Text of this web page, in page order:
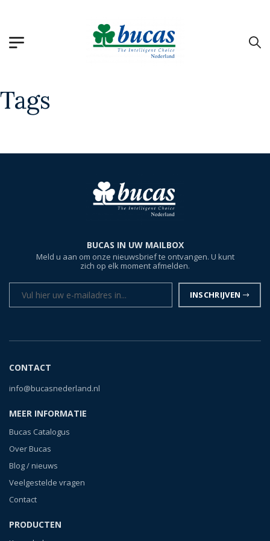
Tags
BUCAS IN UW MAILBOX
Meld u aan om onze nieuwsbrief te ontvangen. U kunt
zich op elk moment afmelden.
INSCHRIJVEN
CONTACT
info@bucasnederland.nl
MEER INFORMATIE
Bucas Catalogus
Over Bucas
Blog / nieuws
Veelgestelde vragen
Contact
PRODUCTEN